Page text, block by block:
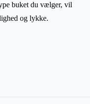
buket du vælger, vil
og lykke.